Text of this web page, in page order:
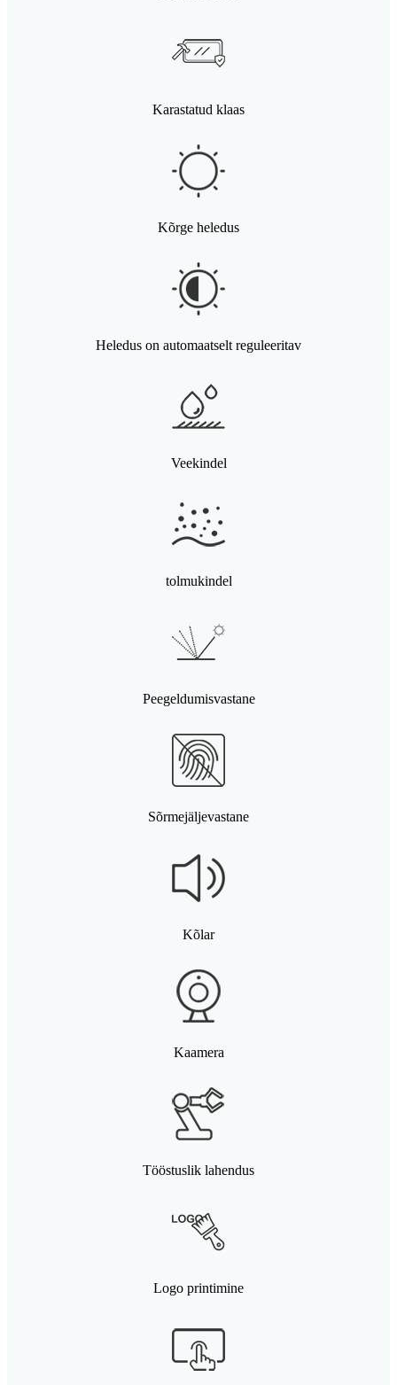
Karastatud klaas
Kõrge heledus
Heledus on automaatselt reguleeritav
Veekindel
tolmukindel
Peegeldumisvastane
Sõrmejäljevastane
Kõlar
Kaamera
Tööstuslik lahendus
Logo printimine